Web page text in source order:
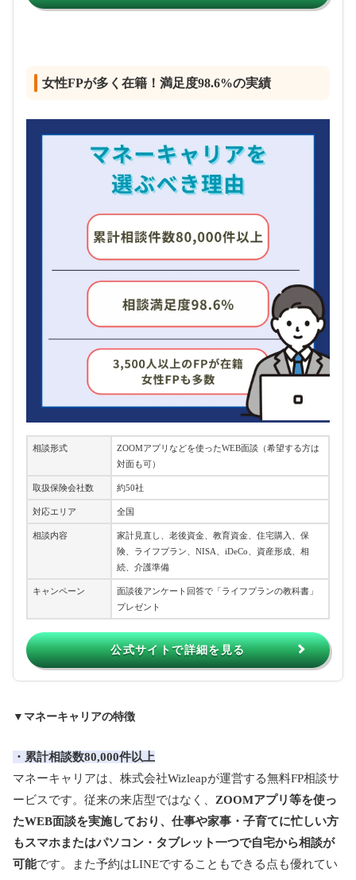
女性FPが多く在籍！満足度98.6%の実績
相談形式
ZOOMアプリなどを使ったWEB面談（希望する方は
対面も可）
取扱保険会社数 約50社
対応エリア 全国
相談内容
家計見直し、老後資金、教育資金、住宅購入、保
険、ライフプラン、NISA、iDeCo、資産形成、相
続、介護準備
キャンペーン
面談後アンケート回答で「ライフプランの教科書」
プレゼント
公式サイトで詳細を見る
▼マネーキャリアの特徴
・累計相談数80,000件以上
マネーキャリアは、株式会社Wizleapが運営する無料FP相談サ
ービスです。従来の来店型ではなく、 ZOOMアプリ等を使っ
たWEB面談を実施しており、仕事や家事・子育てに忙しい方
もスマホまたはパソコン・タブレット一つで自宅から相談が
可能です。また予約はLINEですることもできる点も優れてい